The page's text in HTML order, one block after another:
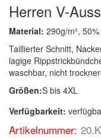
Herren V-
Material: 290g/m²,
Taillierter Schnitt,
lagige
waschbar, nicht
Größen:S bis 4XL
Verfügbarkeit:
Artikelnummer: